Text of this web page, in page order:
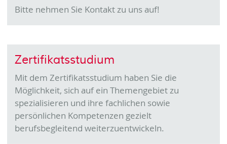
Bitte nehmen Sie Kontakt zu uns auf!
Zertifikats­studium
Mit dem Zertifikatsstudium haben Sie die
Möglichkeit, sich auf ein Themengebiet zu
spezialisieren und ihre fachlichen sowie
persönlichen Kompetenzen gezielt
berufsbegleitend weiterzuentwickeln.